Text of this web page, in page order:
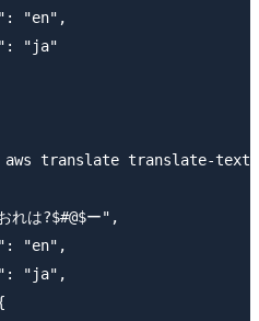
"en",
"ja"
aws translate translate-
れは?$#@$ー",
"en",
"ja",